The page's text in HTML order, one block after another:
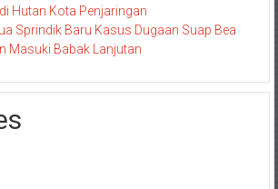
Hutan Kota Penjaringan
Sprindik Baru Kasus Dugaan Suap Bea
Masuki Babak Lanjutan